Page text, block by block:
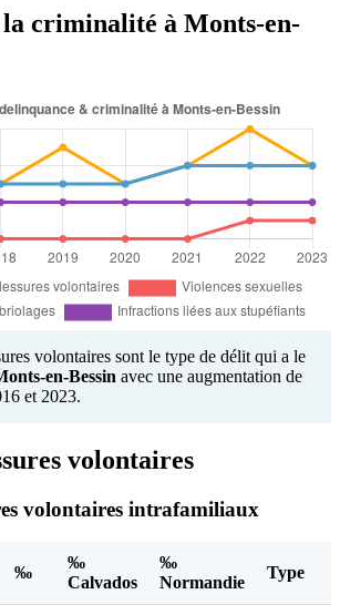
criminalité à Monts-en-
volontaires sont le type de délit qui a le
en-Bessin avec une augmentation de
et 2023.
volontaires
volontaires intrafamiliaux
‰
‰
Calvados
‰
Normandie
Type